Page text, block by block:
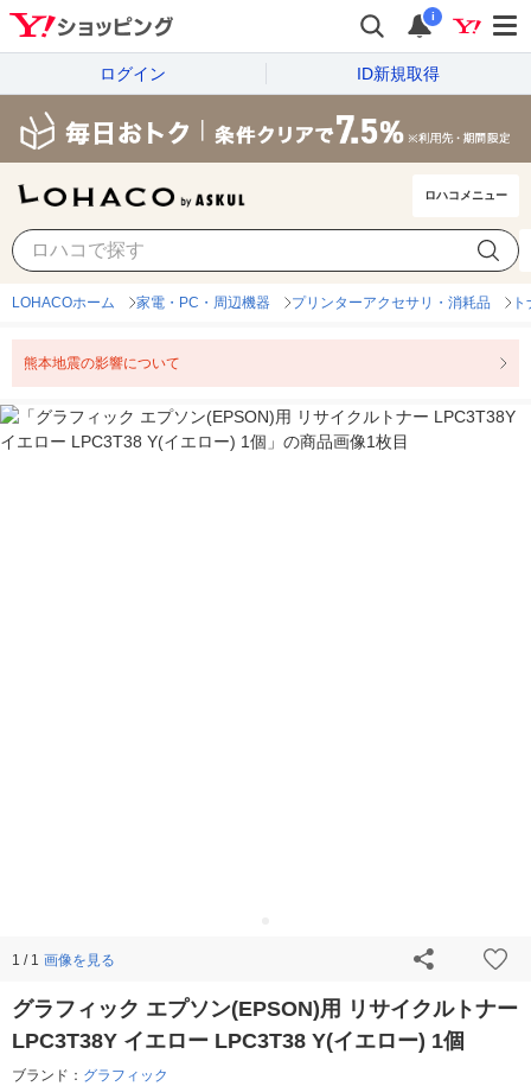
i
ログイン ID新規取得
ロハコメニュー
LOHACOホーム 家電・PC・周辺機器 プリンターアクセサリ・消耗品
熊本地震の影響について
1 / 1 画像を見る
グラフィック エプソン(EPSON)用 リサイクルトナー
LPC3T38Y イエロー LPC3T38 Y(イエロー) 1個
ブランド： グラフィック